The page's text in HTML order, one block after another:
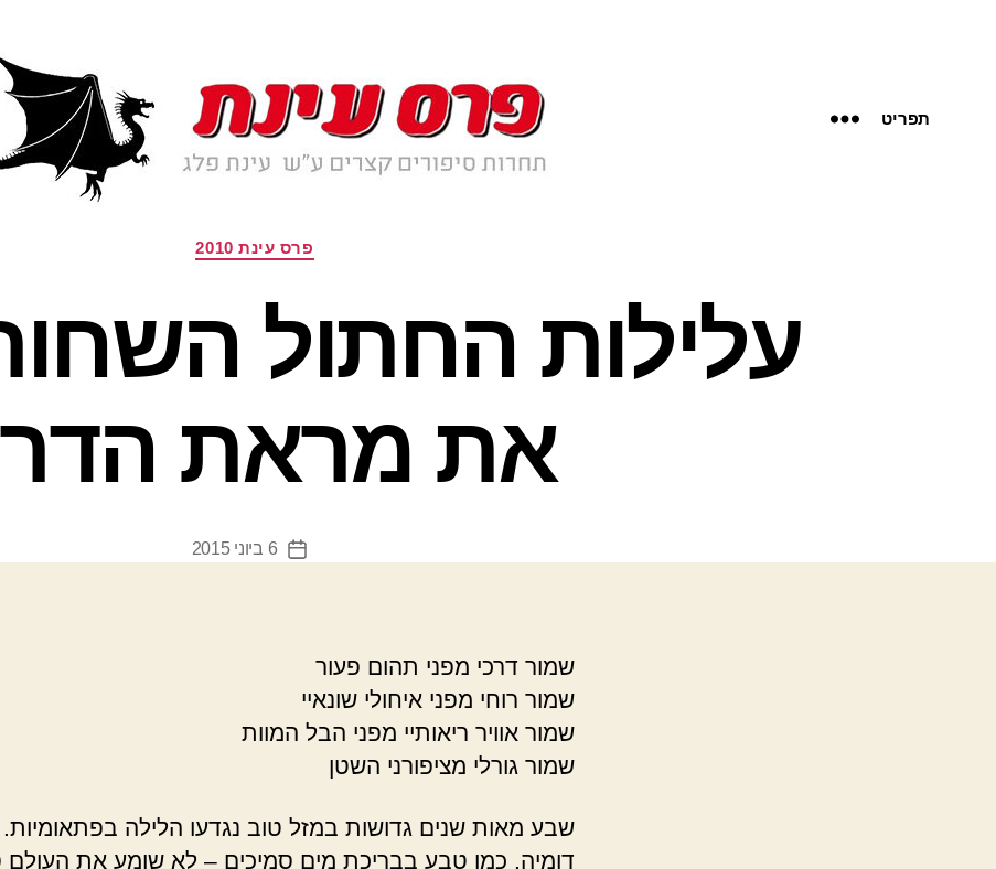
תפריט
קטגוריותפרס עינת 2010
עלילות החתול
את מראת
תאריך
6 ביוני 2015
שמור דרכי מפני תהום פעור
שמור רוחי מפני איחולי שונאיי
שמור אוויר ריאותיי מפני הבל המוות
שמור גורלי מציפורני השטן
שבע מאות שנים גדושות במזל טוב נגדעו הלילה בפתאומיות.
דומיה. כמו טבע בבריכת מים סמיכים – לא שומע את העולם